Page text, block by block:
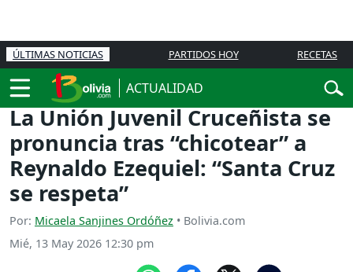
ÚLTIMAS NOTICIAS PARTIDOS HOY RECETAS
ACTUALIDAD
La Unión Juvenil Cruceñista se
pronuncia tras “chicotear” a
Reynaldo Ezequiel: “Santa Cruz
se respeta”
Por: Micaela Sanjines Ordóñez • Bolivia.com
Mié, 13 May 2026 12:30 pm